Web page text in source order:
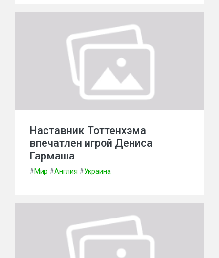
Наставник Тоттенхэма
впечатлен игрой Дениса
Гармаша
#Мир #Англия #Украина